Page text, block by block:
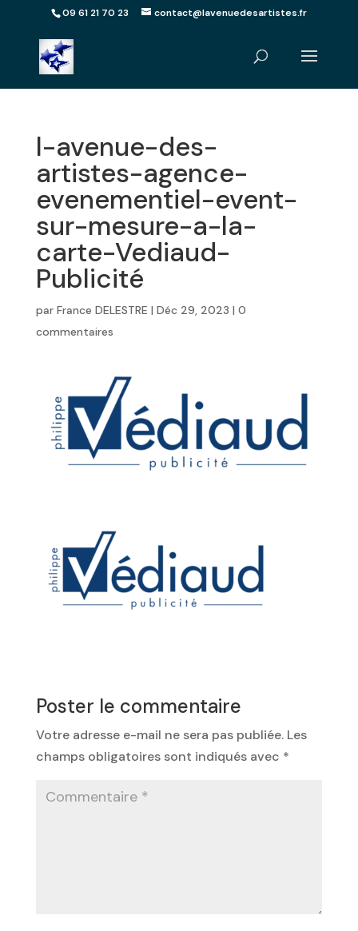
09 61 21 70 23 contact@lavenuedesartistes.fr
l-avenue-des-
artistes-agence-
evenementiel-event-
sur-mesure-a-la-
carte-Vediaud-
Publicité
par France DELESTRE | Déc 29, 2023 | 0
commentaires
Poster le commentaire
Votre adresse e-mail ne sera pas publiée. Les
champs obligatoires sont indiqués avec *